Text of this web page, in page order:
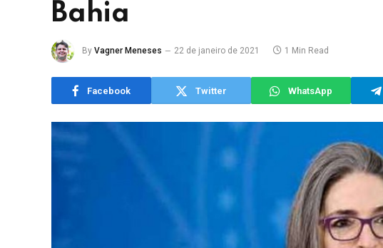
Bahia
By Vagner Meneses 22 de janeiro de 2021 1 Min Read
Facebook Twitter WhatsApp